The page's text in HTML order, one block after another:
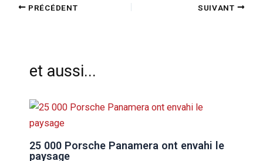
PRÉCÉDENT SUIVANT
et aussi...
25 000 Porsche Panamera ont envahi le
paysage